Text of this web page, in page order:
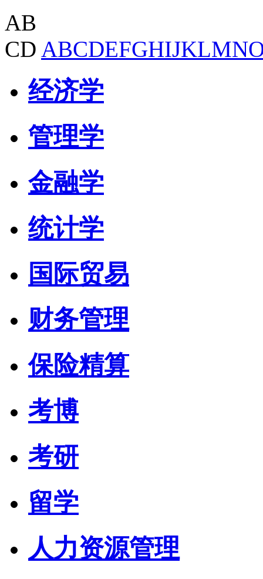
AB
CD ABCDEFGHIJKLMN
经济学
管理学
金融学
统计学
国际贸易
财务管理
保险精算
考博
考研
留学
人力资源管理